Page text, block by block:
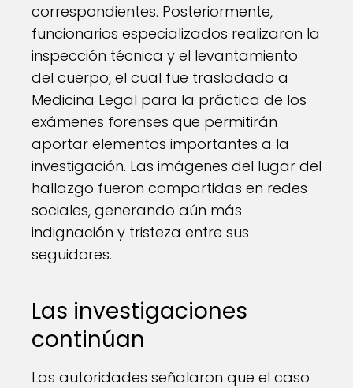
correspondientes. Posteriormente,
funcionarios especializados realizaron la
inspección técnica y el levantamiento
del cuerpo, el cual fue trasladado a
Medicina Legal para la práctica de los
exámenes forenses que permitirán
aportar elementos importantes a la
investigación. Las imágenes del lugar del
hallazgo fueron compartidas en redes
sociales, generando aún más
indignación y tristeza entre sus
seguidores.
Las investigaciones
continúan
Las autoridades señalaron que el caso